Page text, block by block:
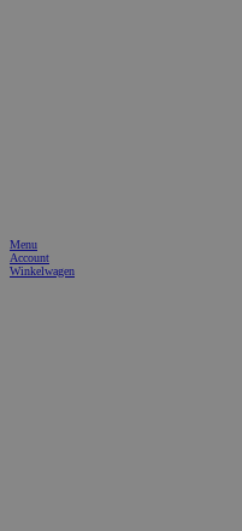
Menu
Account
Winkelwagen